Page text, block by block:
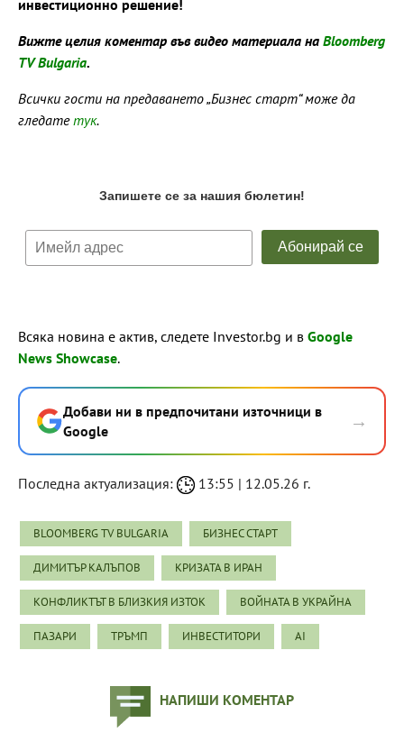
инвестиционно решение!
Вижте целия коментар във видео материала на Bloomberg
TV Bulgaria.
Всички гости на предаването „Бизнес старт“ може да
гледатетук.
Всяка новина е актив, следете Investor.bg и в Google
News Showcase.
Добави ни в предпочитани източници в
Google
→
Последна актуализация: 13:55 | 12.05.26 г.
BLOOMBERG TV BULGARIA БИЗНЕС СТАРТ
ДИМИТЪР КАЛЪПОВ КРИЗАТА В ИРАН
КОНФЛИКТЪТ В БЛИЗКИЯ ИЗТОК ВОЙНАТА В УКРАЙНА
ПАЗАРИ ТРЪМП ИНВЕСТИТОРИ AI
НАПИШИ КОМЕНТАР